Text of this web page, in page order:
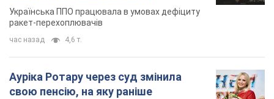
Українська ППО працювала в умовах дефіциту
ракет-перехоплювачів
час назад 4,6 т.
Ауріка Ротару через суд змінила
свою пенсію, на яку раніше